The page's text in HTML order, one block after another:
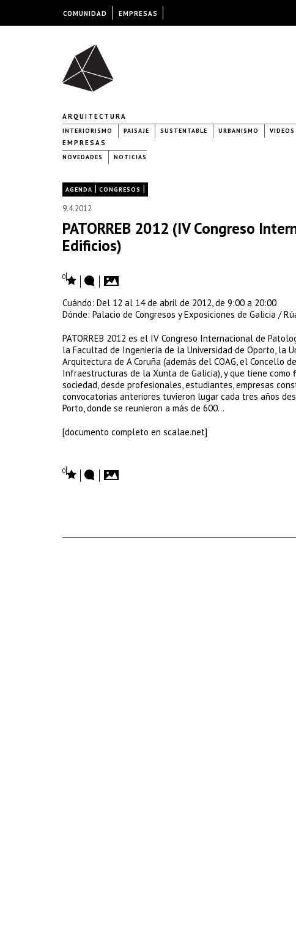
ARQUITECTURA
INTERIORISMO PAISAJE SUSTENTABLE URBANISMO VIDEOS
EMPRESAS
NOVEDADES NOTICIAS
AGENDA | CONGRESOS |
9.4.2012
PATORREB 2012 (IV Congreso
Edificios)
0
Cuándo: Del 12 al 14 de abril de 2012, de 9:00 a 20:00
Dónde: Palacio de Congresos y Exposiciones de Galicia /
PATORREB 2012 es el IV Congreso Internacional de
la Facultad de Ingeniería de la Universidad de Oporto, la
Arquitectura de A Coruña (además del COAG, el Concello
Infraestructuras de la Xunta de Galicia), y que tiene
sociedad, desde profesionales, estudiantes, empresas
convocatorias anteriores tuvieron lugar cada tres años
Porto, donde se reunieron a más de 600…
[documento completo en scalae.net]
0
COMUNIDAD EMPRESAS